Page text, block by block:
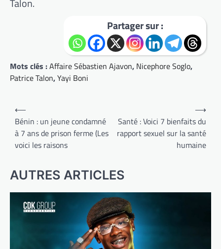
Talon.
Partager sur :
Mots clés :Affaire Sébastien Ajavon, Nicephore Soglo,
Patrice Talon,Yayi Boni
Navigation
de
l’article
⟵
Bénin : un jeune condamné
à 7 ans de prison ferme (Les
voici les raisons
Santé : Voici 7 bienfaits du
rapport sexuel sur la santé
humaine
⟶
AUTRES ARTICLES